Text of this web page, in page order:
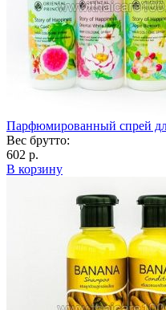
Парфюмированный спрей
Вес брутто:
602 р.
В корзину